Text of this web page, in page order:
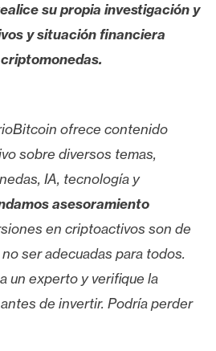
su propia investigación y
y situación financiera
ofrece contenido
sobre diversos temas,
IA, tecnología y
asesoramiento
en criptoactivos son de
ser adecuadas para todos.
un experto y verifique la
de invertir. Podría perder